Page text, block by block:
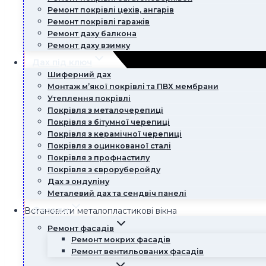
Ремонт покрівлі цехів, ангарів
Ремонт покрівлі гаражів
Ремонт даху балкона
Ремонт даху взимку
Шиферний дах
Монтаж м’якої покрівлі та ПВХ мембрани
Утеплення покрівлі
Покрівля з металочерепиці
Покрівля з бітумної черепиці
Покрівля з керамічної черепиці
Покрівля з оцинкованої сталі
Покрівля з профнастилу
Покрівля з євроруберойду
Дах з ондуліну
Металевий дах та сендвіч панелі
Фасади
Ремонт фасадів
Ремонт мокрих фасадів
Ремонт вентильованих фасадів
Встановити металопластикові вікна
Наші фахівці професійно встановлять вікна та двері
якому поверсі.